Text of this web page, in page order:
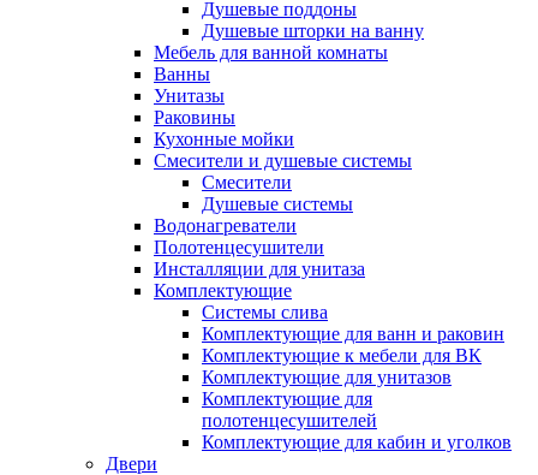
Душевые поддоны
Душевые шторки на ванну
Мебель для ванной комнаты
Ванны
Унитазы
Раковины
Кухонные мойки
Смесители и душевые системы
Смесители
Душевые системы
Водонагреватели
Полотенцесушители
Инсталляции для унитаза
Комплектующие
Системы слива
Комплектующие для ванн и раковин
Комплектующие к мебели для ВК
Комплектующие для унитазов
Комплектующие для
полотенцесушителей
Комплектующие для кабин и уголков
Двери